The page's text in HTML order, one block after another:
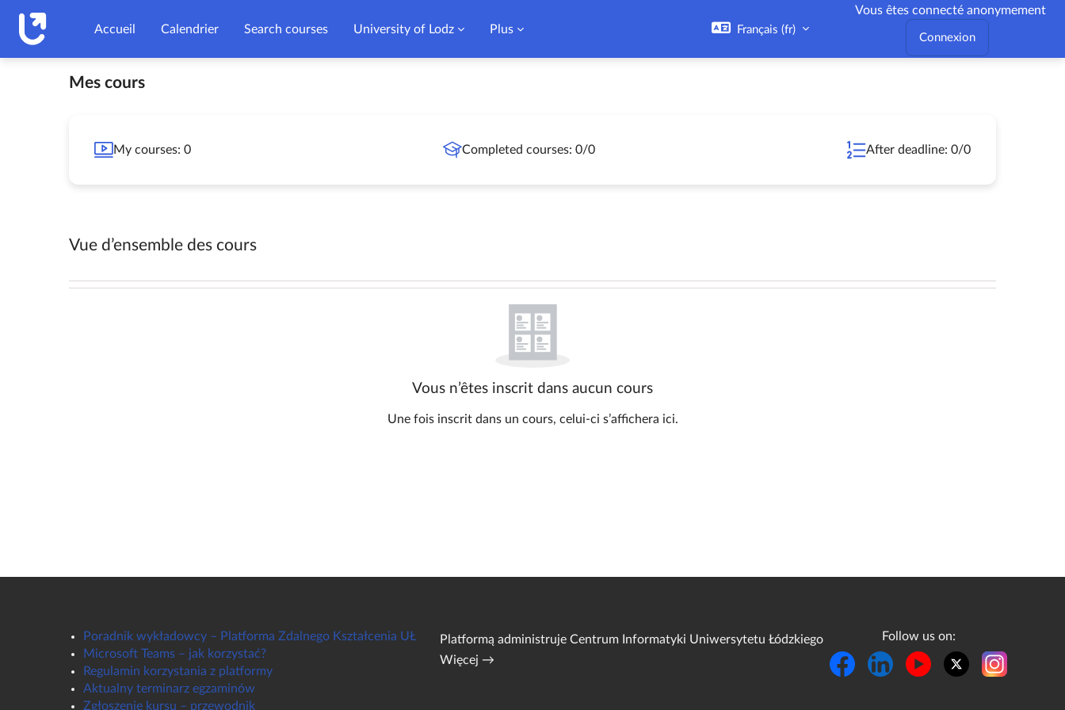
Accueil
Calendrier Search courses University of Lodz Plus Français ‎(fr)‎
Vous êtes connecté anonymement
Connexion
Blocs
Mes cours
My courses: 0 Completed courses: 0/0 After deadline: 0/0
Blocs
Blocs du contenu principal
Passer Vue d’ensemble des cours
Vue d’ensemble des cours
Vous n’êtes inscrit dans aucun cours
Une fois inscrit dans un cours, celui-ci s’affichera ici.
Poradnik wykładowcy – Platforma Zdalnego Kształcenia UŁ
Microsoft Teams – jak korzystać?
Regulamin korzystania z platformy
Aktualny terminarz egzaminów
Zgłoszenie kursu – przewodnik
Platformą administruje Centrum Informatyki Uniwersytetu Łódzkiego
Więcej →
Follow us on: